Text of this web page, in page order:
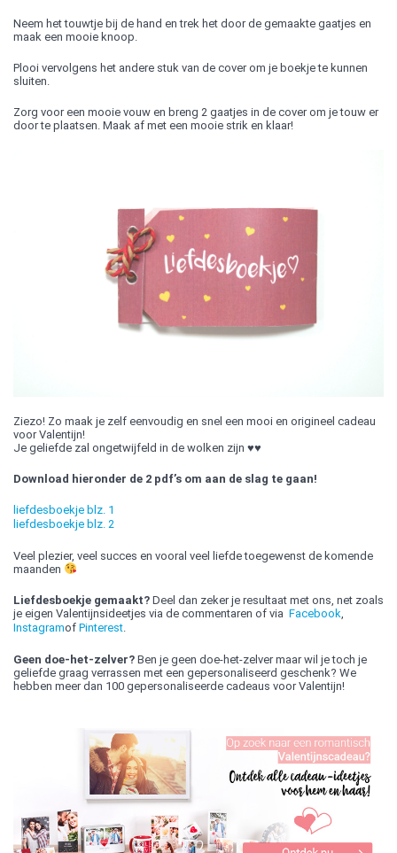
Neem het touwtje bij de hand en trek het door de gemaakte gaatjes en
maak een mooie knoop.
Plooi vervolgens het andere stuk van de cover om je boekje te kunnen
sluiten.
Zorg voor een mooie vouw en breng 2 gaatjes in de cover om je touw er
door te plaatsen. Maak af met een mooie strik en klaar!
Ziezo! Zo maak je zelf eenvoudig en snel een mooi en origineel cadeau
voor Valentijn!
Je geliefde zal ongetwijfeld in de wolken zijn ♥♥
Download hieronder de 2 pdf’s om aan de slag te gaan!
liefdesboekje blz. 1
liefdesboekje blz. 2
Veel plezier, veel succes en vooral veel liefde toegewenst de komende
maanden
Liefdesboekje gemaakt? Deel dan zeker je resultaat met ons, net zoals
je eigen Valentijnsideetjes via de commentaren of via Facebook
Instagramof Pinterest
Geen doe-het-zelver? Ben je geen doe-het-zelver maar wil je toch je
geliefde graag verrassen met een gepersonaliseerd geschenk? We
hebben meer dan 100 gepersonaliseerde cadeaus voor Valentijn!